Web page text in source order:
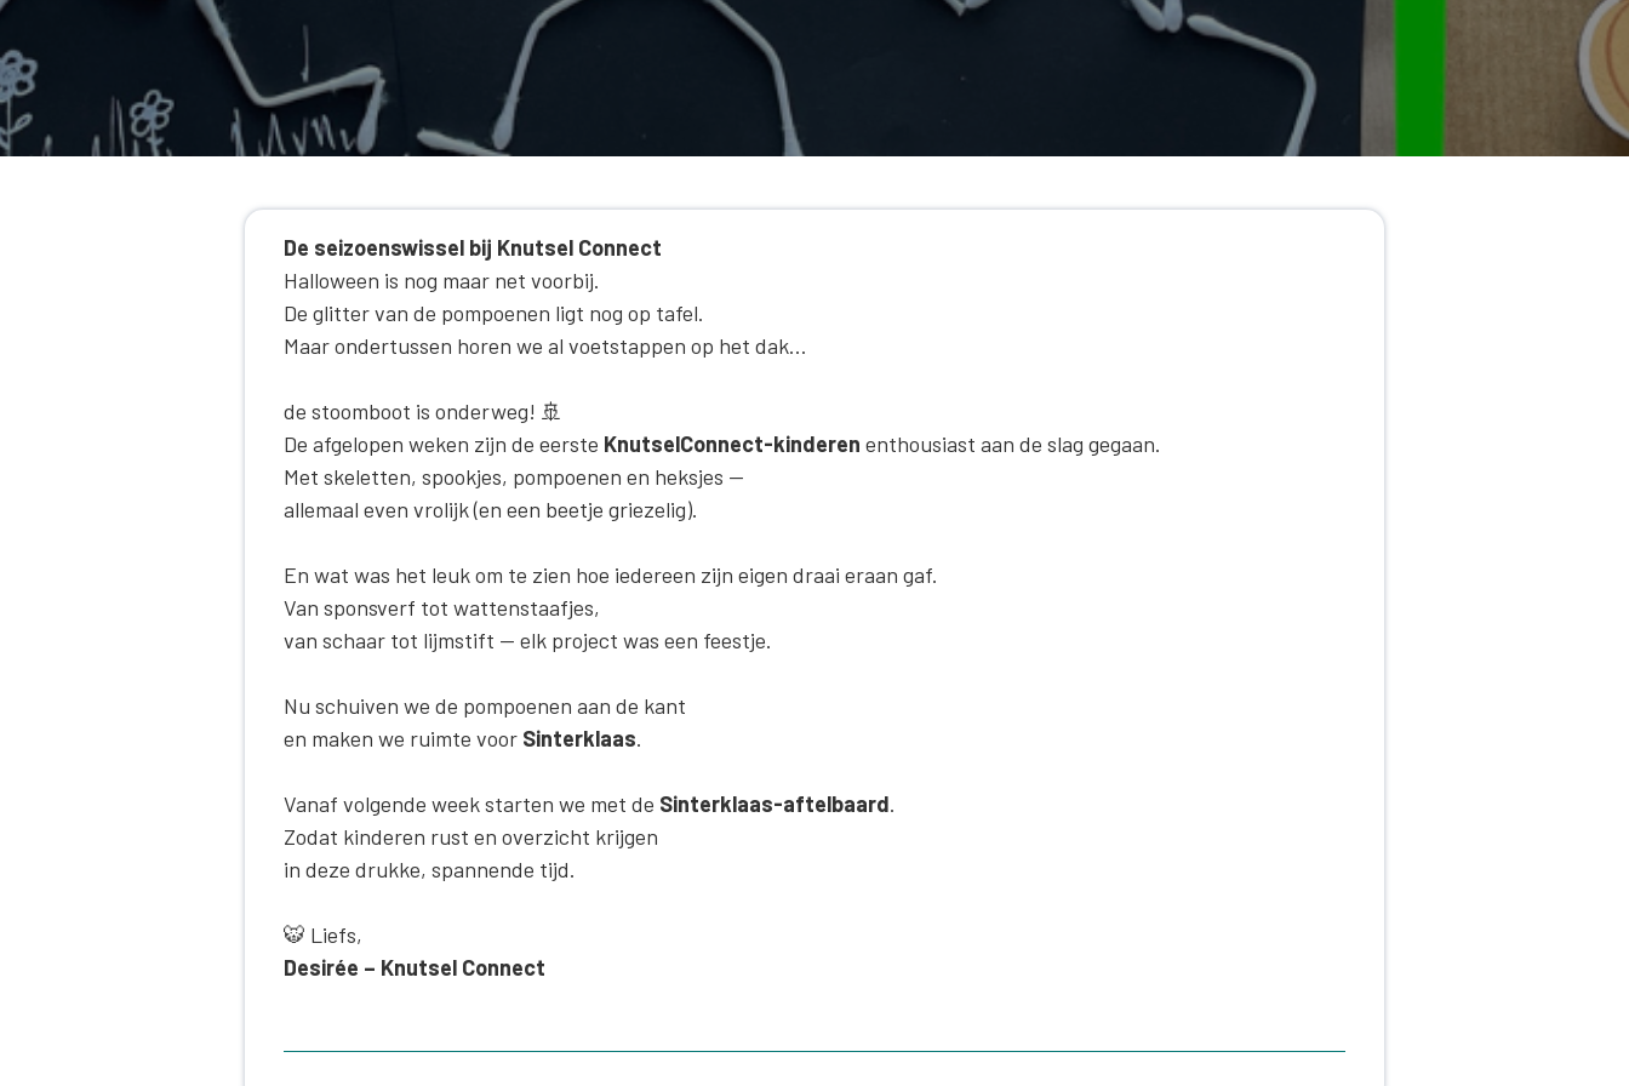
De seizoenswissel bij Knutsel Connect
Halloween is nog maar net voorbij.
De glitter van de pompoenen ligt nog op tafel.
Maar ondertussen horen we al voetstappen op het dak…
de stoomboot is onderweg! 🚢
De afgelopen weken zijn de eerste KnutselConnect-kinderen enthousiast aan de slag gegaan.
Met skeletten, spookjes, pompoenen en heksjes —
allemaal even vrolijk (en een beetje griezelig).
En wat was het leuk om te zien hoe iedereen zijn eigen draai eraan gaf.
Van sponsverf tot wattenstaafjes,
van schaar tot lijmstift — elk project was een feestje.
Nu schuiven we de pompoenen aan de kant
en maken we ruimte voor Sinterklaas.
Vanaf volgende week starten we met de Sinterklaas-aftelbaard.
Zodat kinderen rust en overzicht krijgen
in deze drukke, spannende tijd.
🐯 Liefs,
Desirée – Knutsel Connect